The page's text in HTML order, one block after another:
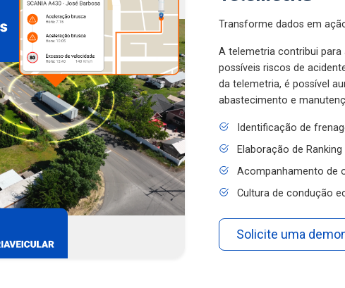
Transforme dados em
A telemetria contribui
possíveis riscos de
da telemetria, é possível
abastecimento e
Identificação de
Elaboração de
Acompanhamento de
Cultura de condução
Solicite uma